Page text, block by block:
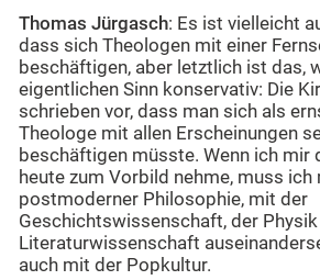
Thomas Jürgasch: Es ist vielleicht
dass sich Theologen mit einer
beschäftigen, aber letztlich ist das,
eigentlichen Sinn konservativ: Die
schrieben vor, dass man sich als
Theologe mit allen Erscheinungen
beschäftigen müsste. Wenn ich mir
heute zum Vorbild nehme, muss ich
postmoderner Philosophie, mit der
Geschichtswissenschaft, der
Literaturwissenschaft
auch mit der Popkultur.